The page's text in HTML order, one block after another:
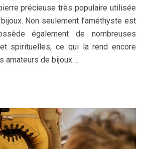
précieuse très populaire utilisée
Non seulement l’améthyste est
également de nombreuses
spirituelles, ce qui la rend encore
amateurs de bijoux….